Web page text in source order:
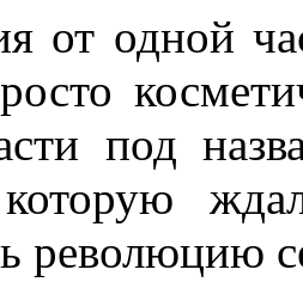
от одной
под
революцию